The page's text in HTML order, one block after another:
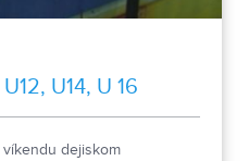
U14, U 16
dejiskom